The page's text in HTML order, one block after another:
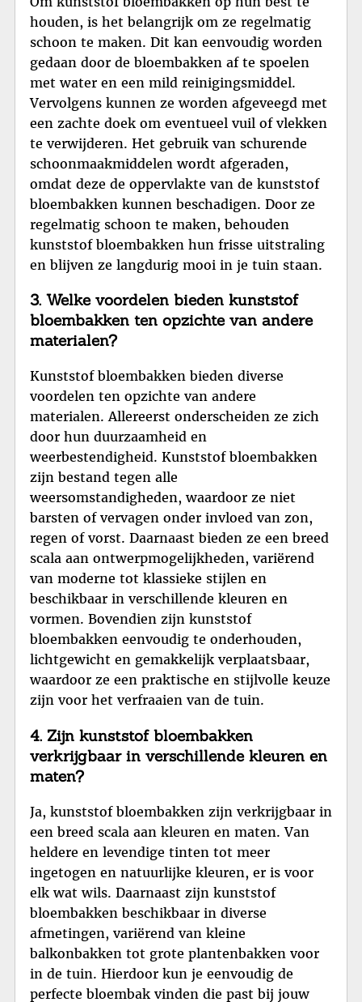
houden, is het belangrijk om ze regelmatig
schoon te maken. Dit kan eenvoudig worden
gedaan door de bloembakken af te spoelen
met water en een mild reinigingsmiddel.
Vervolgens kunnen ze worden afgeveegd met
een zachte doek om eventueel vuil of vlekken
te verwijderen. Het gebruik van schurende
schoonmaakmiddelen wordt afgeraden,
omdat deze de oppervlakte van de kunststof
bloembakken kunnen beschadigen. Door ze
regelmatig schoon te maken, behouden
kunststof bloembakken hun frisse uitstraling
en blijven ze langdurig mooi in je tuin staan.
3. Welke voordelen bieden kunststof
bloembakken ten opzichte van andere
materialen?
Kunststof bloembakken bieden diverse
voordelen ten opzichte van andere
materialen. Allereerst onderscheiden ze zich
door hun duurzaamheid en
weerbestendigheid. Kunststof bloembakken
zijn bestand tegen alle
weersomstandigheden, waardoor ze niet
barsten of vervagen onder invloed van zon,
regen of vorst. Daarnaast bieden ze een breed
scala aan ontwerpmogelijkheden, variërend
van moderne tot klassieke stijlen en
beschikbaar in verschillende kleuren en
vormen. Bovendien zijn kunststof
bloembakken eenvoudig te onderhouden,
lichtgewicht en gemakkelijk verplaatsbaar,
waardoor ze een praktische en stijlvolle keuze
zijn voor het verfraaien van de tuin.
4. Zijn kunststof bloembakken
verkrijgbaar in verschillende kleuren en
maten?
Ja, kunststof bloembakken zijn verkrijgbaar in
een breed scala aan kleuren en maten. Van
heldere en levendige tinten tot meer
ingetogen en natuurlijke kleuren, er is voor
elk wat wils. Daarnaast zijn kunststof
bloembakken beschikbaar in diverse
afmetingen, variërend van kleine
balkonbakken tot grote plantenbakken voor
in de tuin. Hierdoor kun je eenvoudig de
perfecte bloembak vinden die past bij jouw